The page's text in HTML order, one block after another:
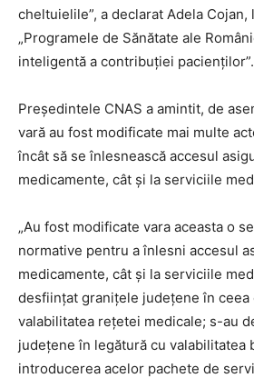
cheltuielile”, a declarat Adela Cojan,
„Programele de Sănătate ale
inteligentă a contribuţiei pacienţilor”.
Președintele CNAS a amintit, de
vară au fost modificate mai multe
încât să se înlesnească accesul
medicamente, cât şi la serviciile
„Au fost modificate vara aceasta o
normative pentru a înlesni accesul
medicamente, cât şi la serviciile
desfiinţat graniţele judeţene în ceea
valabilitatea reţetei medicale; s-au
judeţene în legătură cu valabilitatea
introducerea acelor pachete de